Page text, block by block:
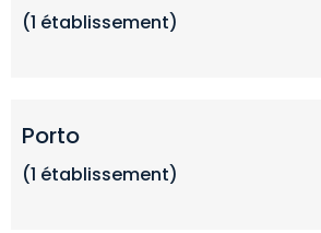
(1 établissement)
Porto
(1 établissement)